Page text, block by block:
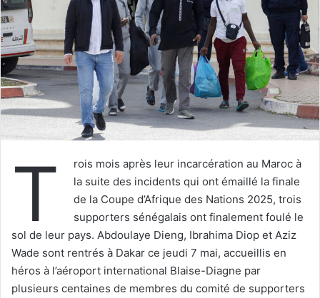
T
rois mois après leur incarcération au Maroc à
la suite des incidents qui ont émaillé la finale
de la Coupe d’Afrique des Nations 2025, trois
supporters sénégalais ont finalement foulé le
sol de leur pays. Abdoulaye Dieng, Ibrahima Diop et Aziz
Wade sont rentrés à Dakar ce jeudi 7 mai, accueillis en
héros à l’aéroport international Blaise-Diagne par
plusieurs centaines de membres du comité de supporters